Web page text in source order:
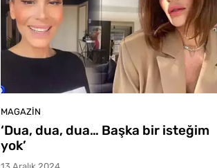
MAGAZIN
‘Dua, dua, dua… Başka bir isteğim
yok’